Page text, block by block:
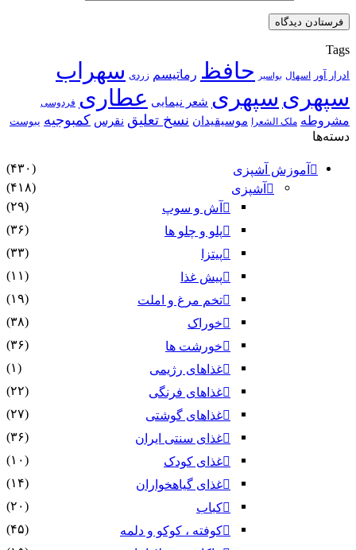
Tags
ادرار آور اسهال بواسیر حافظ رماتیسم زردی سهراب
سپهری سپهری شعر نیمایی عطاری فردوسی
مشروطه ملک الشعرا موسیقیدان نسخ تعلیق نقرس کمبوجیه یبوست
دسته‌ها
آموزش آشپزی
(۴۳۰)
آشپزی
(۴۱۸)
آش و سوپ
(۲۹)
پلو و چلو ها
(۳۶)
پیتزا
(۳۳)
پیش غذا
(۱۱)
تخم مرغ و املت
(۱۹)
خوراک
(۳۸)
خورشت ها
(۳۶)
غذاهای رژیمی
(۱)
غذاهای فرنگی
(۲۲)
غذاهای گوشتی
(۲۷)
غذای سنتی ایران
(۳۶)
غذای کودک
(۱۰)
غذای گیاهخواران
(۱۴)
کباب
(۲۰)
کوفته ، کوکو و دلمه
(۴۵)